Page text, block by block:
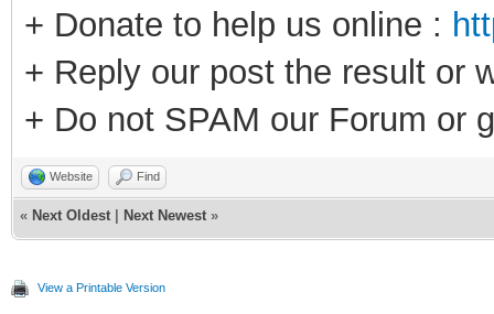
+ Donate to help us online :
+ Reply our post the result or
+ Do not SPAM our Forum or
Website Find
« Next Oldest Next Newest »
View a Printable Version